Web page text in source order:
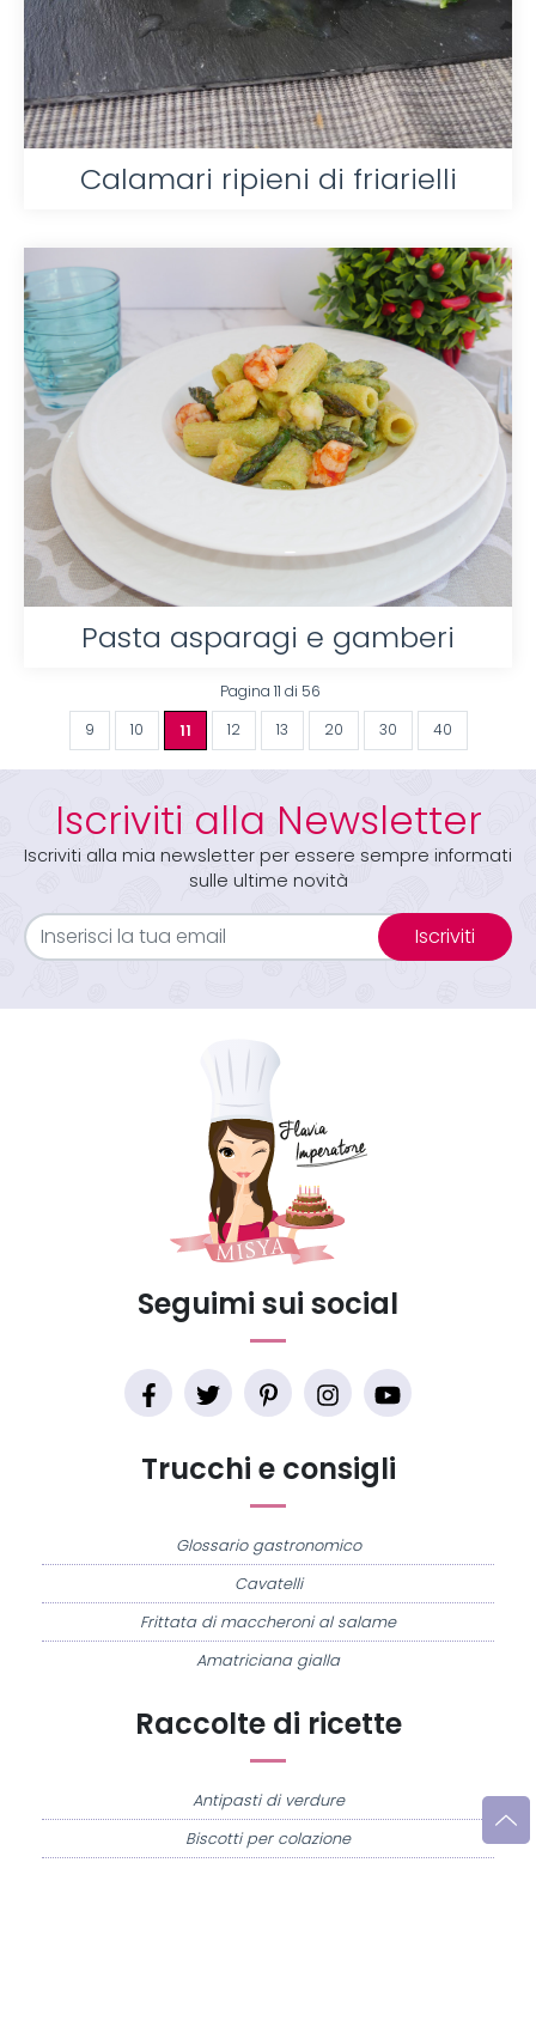
Calamari ripieni di friarielli
Pasta asparagi e gamberi
Pagina 11 di 56
9 10 11 12 13 20 30 40
Iscriviti alla Newsletter
Iscriviti alla mia newsletter per essere sempre informati
sulle ultime novità
Iscriviti
Raccolte di ricette
Antipasti di verdure
Biscotti per colazione
Trucchi e consigli
Glossario gastronomico
Cavatelli
Frittata di maccheroni al salame
Amatriciana gialla
Seguimi sui social